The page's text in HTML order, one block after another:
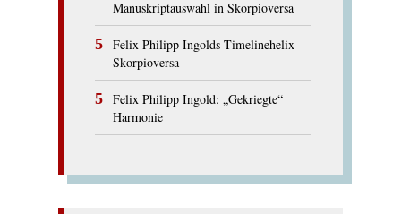
Manuskriptauswahl in Skorpioversa
Felix Philipp Ingolds Timelinehelix
Skorpioversa
Felix Philipp Ingold: „Gekriegte“
Harmonie